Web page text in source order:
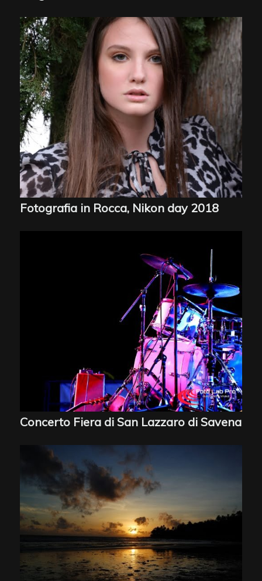
Fotografia in Rocca, Nikon day 2018
Concerto Fiera di San Lazzaro di Savena